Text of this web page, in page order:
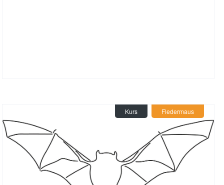
Kurs Fledermaus